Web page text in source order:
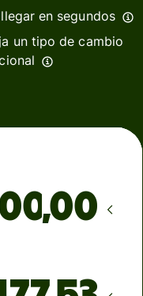
en segundos
un tipo de cambio
,00